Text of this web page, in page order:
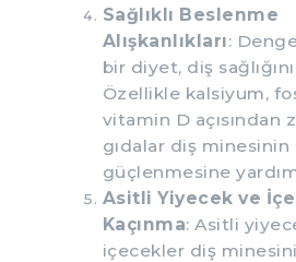
Sağlıklı Beslenme
Alışkanlıkları:
bir diyet, diş
Özellikle kalsiyum,
vitamin D açısından
gıdalar diş minesinin
güçlenmesine
Asitli Yiyecek ve
Kaçınma: Asitli
içecekler diş minesini